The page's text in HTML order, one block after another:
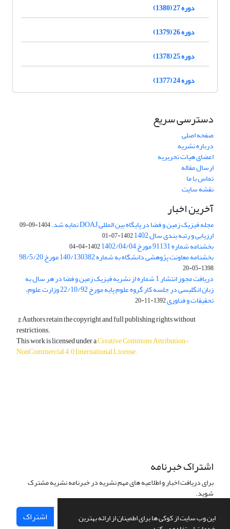
این وب سایت از کوکی ها برای اطمینان از ارائه بهترین
دوره 27 (1380)
دوره 26 (1379)
دوره 25 (1378)
دوره 24 (1377)
دسترسی سریع
صفحه اصلی
درباره نشریه
اعضای هیات تحریریه
ارسال مقاله
تماس با ما
نقشه سایت
آخرین اخبار
مجله فیزیک زمین و فضا در پایگاه بین المللی DOAJ نمایه شد. 1404-09-09
ارزیابی و رتبه بندی سال 1402 1402-07-01
بخشنامه شماره 91131 مورخ 1402/04/04 1402-04-04
بخشنامه معاونت پژوهشی دانشگاه به شماره 140/130382 مورخ 98/5/20
1398-05-20
دریافت مجوز انتشار 1 شماره از نشریه فیزیک زمین و فضا در هر سال به
زبان انگلیسی در جلسه کار گروه علوم پایه مورخ 22/10/92 وزارت علوم،
تحقیقات و فناوری1392-11-20
© Authors retain the copyright and full publishing rights without
restrictions.
This work is licensed under aCreative Commons Attribution-
NonCommercial 4.0 International License.
اشتراک خبرنامه
برای دریافت اخبار و اطلاعیه های مهم نشریه در خبرنامه نشریه مشترک
شوید.
اشتراک